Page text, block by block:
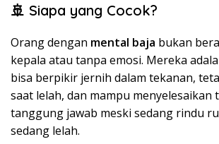
🚢 Siapa yang Cocok?
Orang dengan mental baja bukan
kepala atau tanpa emosi. Mereka
bisa berpikir jernih dalam tekanan,
saat lelah, dan mampu menyelesaikan
tanggung jawab meski sedang rindu
sedang lelah.